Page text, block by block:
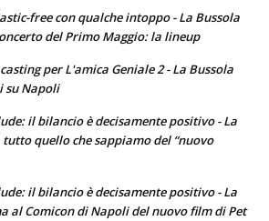
free con qualche intoppo - La Bussola
del Primo Maggio: la lineup
per L'amica Geniale 2 - La Bussola
su Napoli
il bilancio è decisamente positivo - La
tutto quello che sappiamo del “nuovo
il bilancio è decisamente positivo - La
al Comicon di Napoli del nuovo film di Pet